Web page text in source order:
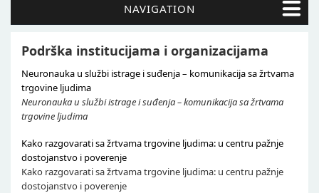
NAVIGATION
Podrška institucijama i organizacijama
Neuronauka u službi istrage i suđenja – komunikacija sa žrtvama
trgovine ljudima
Neuronauka u službi istrage i suđenja – komunikacija sa žrtvama
trgovine ljudima
Kako razgovarati sa žrtvama trgovine ljudima: u centru pažnje
dostojanstvo i poverenje
Kako razgovarati sa žrtvama trgovine ljudima: u centru pažnje
dostojanstvo i poverenje